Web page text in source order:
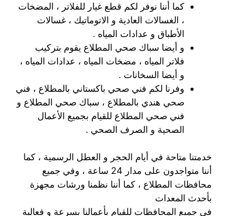
كما أننا نوفر لكم قطع غيار للفلاتر ، المضخات
، الغسالات العادية و الاتوماتيك ، غسالات
الأطباق و عدادات المياه .
و أيضا سباك صحي المطلاع يقوم بتركيب
فلاتر المياه ، مضخات المياه ، عدادات المياه ،
و أيضا السخانات .
وفرنا لكم فني صحي باكستاني بالمطلاع ، فني
صحي هندي بالمطلاع ، سباك صحي المطلاع و
فني صحي المطلاع للقيام بجميع الأعمال
الصحية و الصرف الصحي .
خدمتنا متاحة في أيام الحجر و العطل الرسمية ، كما
أننا متواجدون على مدار 24 ساعة ، وفي جميع
محافظات المطلاع ، كما أننا نظمنا ورشات مجهزة
بأحدث المعدات
في جميع المحافظات للقيام بأعمالنا بسرعة و فعالية